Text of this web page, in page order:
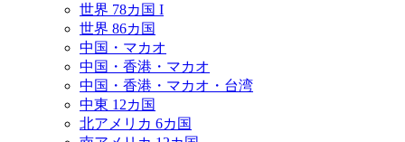
世界 78カ国 I
世界 86カ国
中国・マカオ
中国・香港・マカオ
中国・香港・マカオ・台湾
中東 12カ国
北アメリカ 6カ国